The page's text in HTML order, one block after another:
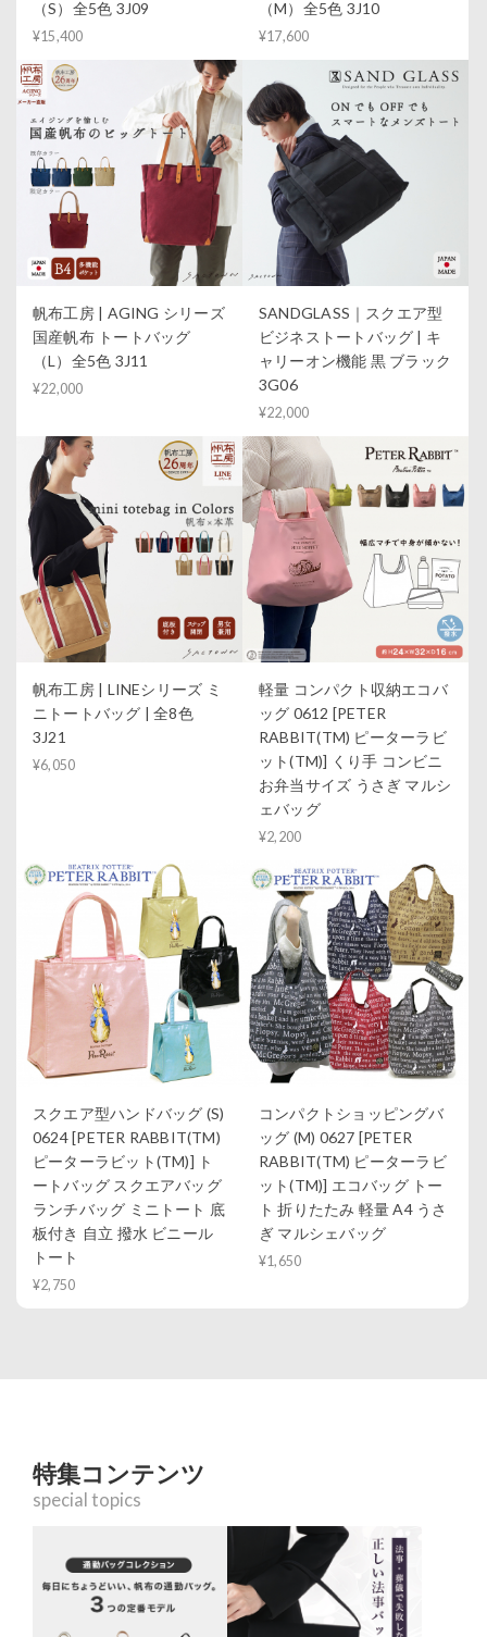
（S）全5色 3J09
¥15,400
（M）全5色 3J10
¥17,600
帆布工房 | AGING シリーズ
国産帆布 トートバッグ
（L）全5色 3J11
¥22,000
SANDGLASS｜スクエア型
ビジネストートバッグ | キ
ャリーオン機能 黒 ブラック
3G06
¥22,000
帆布工房 | LINEシリーズ ミ
ニトートバッグ | 全8色
3J21
¥6,050
軽量 コンパクト収納エコバ
ッグ 0612 [PETER
RABBIT(TM) ピーターラビ
ット(TM)] くり手 コンビニ
お弁当サイズ うさぎ マルシ
ェバッグ
¥2,200
スクエア型ハンドバッグ (S)
0624 [PETER RABBIT(TM)
ピーターラビット(TM)] ト
ートバッグ スクエアバッグ
ランチバッグ ミニトート 底
板付き 自立 撥水 ビニール
トート
¥2,750
コンパクトショッピングバ
ッグ (M) 0627 [PETER
RABBIT(TM) ピーターラビ
ット(TM)] エコバッグ トー
ト 折りたたみ 軽量 A4 うさ
ぎ マルシェバッグ
¥1,650
特集コンテンツ
special topics